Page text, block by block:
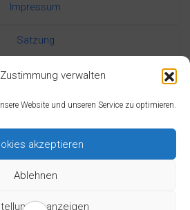
verwalten
Website und unseren Service zu optimieren.
akzeptieren
Ablehnen
anzeigen
Impressum
Satzung
Design by DediData